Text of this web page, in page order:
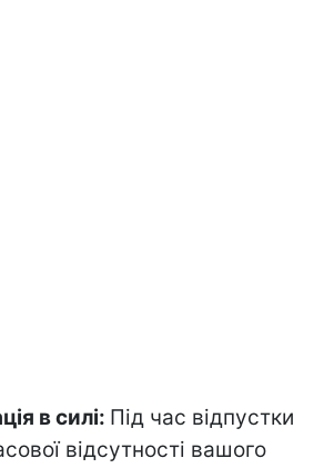
в силі: Під час відпустки
відсутності вашого